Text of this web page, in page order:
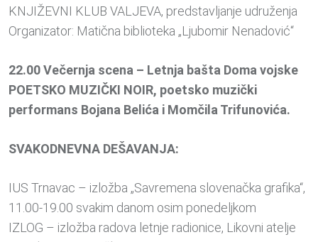
KNJIŽEVNI KLUB VALJEVA, predstavljanje udruženja
Organizator: Matična biblioteka „Ljubomir Nenadović“
22.00 Večernja scena – Letnja bašta Doma vojske
POETSKO MUZIČKI NOIR, poetsko muzički
performans Bojana Belića i Momčila Trifunovića.
SVAKODNEVNA DEŠAVANJA:
IUS Trnavac – izložba „Savremena slovenačka grafika“,
11.00-19.00 svakim danom osim ponedeljkom
IZLOG – izložba radova letnje radionice, Likovni atelje